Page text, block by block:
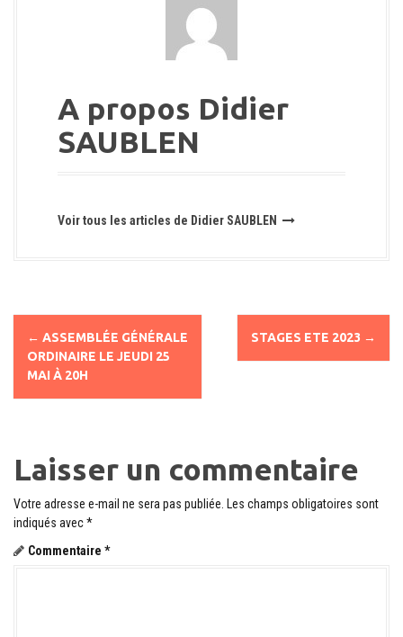
A propos Didier
SAUBLEN
Voir tous les articles de Didier SAUBLEN
a
t
i
← ASSEMBLÉE GÉNÉRALE
ORDINAIRE LE JEUDI 25
MAI À 20H
STAGES ETE 2023 →
Laisser un commentaire
Votre adresse e-mail ne sera pas publiée.
Les champs obligatoires sont
indiqués avec*
Commentaire *